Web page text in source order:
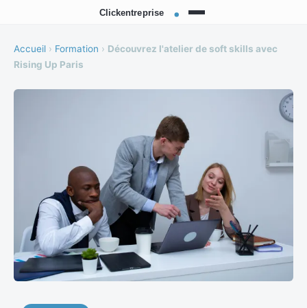
Accueil › Formation › Découvrez l'atelier de soft skills avec
Rising Up Paris